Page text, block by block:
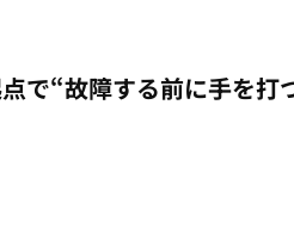
で“故障する前に手を打